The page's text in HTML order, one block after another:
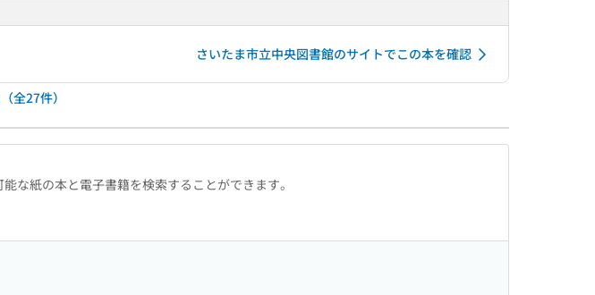
さいたま市立中央図書館のサイトでこの本を確認
全27件）
な紙の本と電子書籍を検索することができます。